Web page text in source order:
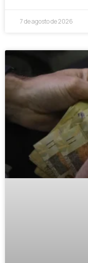
7 de agosto de 2026